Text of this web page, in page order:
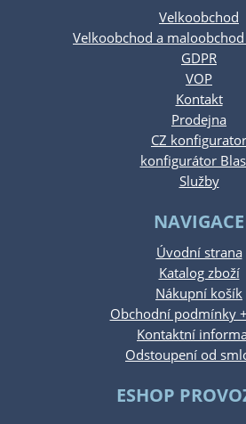
Velkoobchod
Velkoobchod a
GDPR
VOP
Kontakt
Prodejna
CZ konfigurator
konfigurátor
Služby
NAVIGACE
Úvodní strana
Katalog zboží
Nákupní košík
Obchodní podmínky
Kontaktní
Odstoupení od
ESHOP